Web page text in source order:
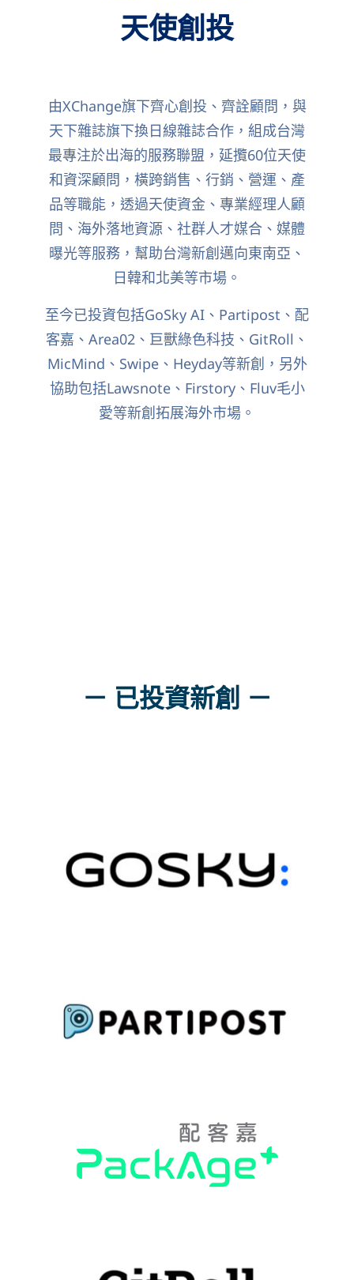
天使創投
由XChange旗下齊心創投、齊詮顧問，與
天下雜誌旗下換日線雜誌合作，組成台灣
最專注於出海的服務聯盟，延攬60位天使
和資深顧問，橫跨銷售、行銷、營運、產
品等職能， 透過天使資金、專業經理人顧
問、海外落地資源、社群人才媒合、媒體
曝光等服務，幫助台灣新創邁向東南亞、
日韓和北美等市場。
至今已投資包括GoSky AI、Partipost、配
客嘉、Area02、巨獸綠色科技、GitRoll、
MicMind、Swipe、Heyday等新創，另外
協助包括Lawsnote、Firstory、Fluv毛小
愛等新創拓展海外市場。
－ 已投資新創 －